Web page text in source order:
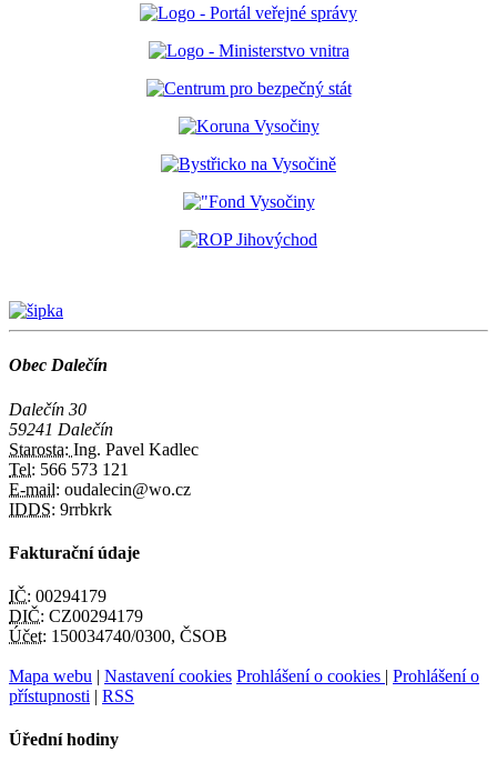
Obec Dalečín
Dalečín 30
59241 Dalečín
Starosta: Ing. Pavel Kadlec
Tel: 566 573 121
E-mail: oudalecin@wo.cz
IDDS: 9rrbkrk
Fakturační údaje
IČ: 00294179
DIČ: CZ00294179
Účet: 150034740/0300, ČSOB
Mapa webu | Nastavení cookies Prohlášení o cookies | Prohlášení o
přístupnosti | RSS
Úřední hodiny